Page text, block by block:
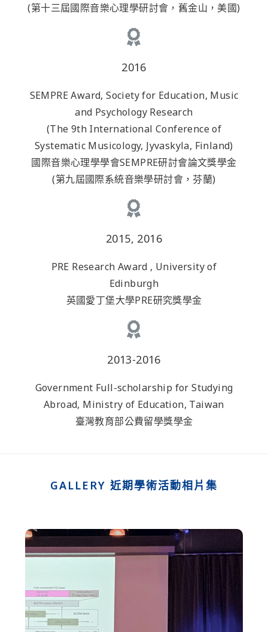
(第十三屆國際音樂心理學研討會，舊金山，美國)
2016
SEMPRE Award, Society for Education, Music
and Psychology Research
(The 9th International Conference of
Systematic Musicology, Jyvaskyla, Finland)
國際音樂心理學學會SEMPRE研討會論文獎學金
(第九屆國際系統音樂學研討會，芬蘭)
2015, 2016
PRE Research Award , University of
Edinburgh
英國愛丁堡大學PRE研究獎學金
2013-2016
Government Full-scholarship for Studying
Abroad, Ministry of Education, Taiwan
臺灣教育部公費留學獎學金
GALLERY 近期學術活動相片集